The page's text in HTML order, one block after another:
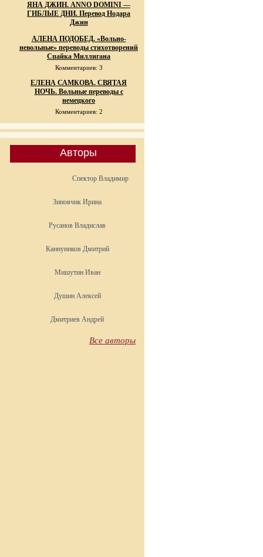
ЯНА ДЖИН. ANNO DOMINI —
ГИБЛЫЕ ДНИ. Перевод Нодара
Джин
АЛЕНА ПОДОБЕД. «Вольно-
невольные» переводы стихотворений
Спайка Миллигана
Комментариев: 3
ЕЛЕНА САМКОВА. СВЯТАЯ
НОЧЬ. Вольные переводы с
немецкого
Комментариев: 2
Авторы
Спектор Владимир
Зиновчик Ирина
Русанов Владислав
Каннуников Дмитрий
Мишутин Иван
Душин Алексей
Дмитриев Андрей
Все авторы